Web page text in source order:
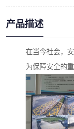
产品描述
在当今社会，
为保障安全的